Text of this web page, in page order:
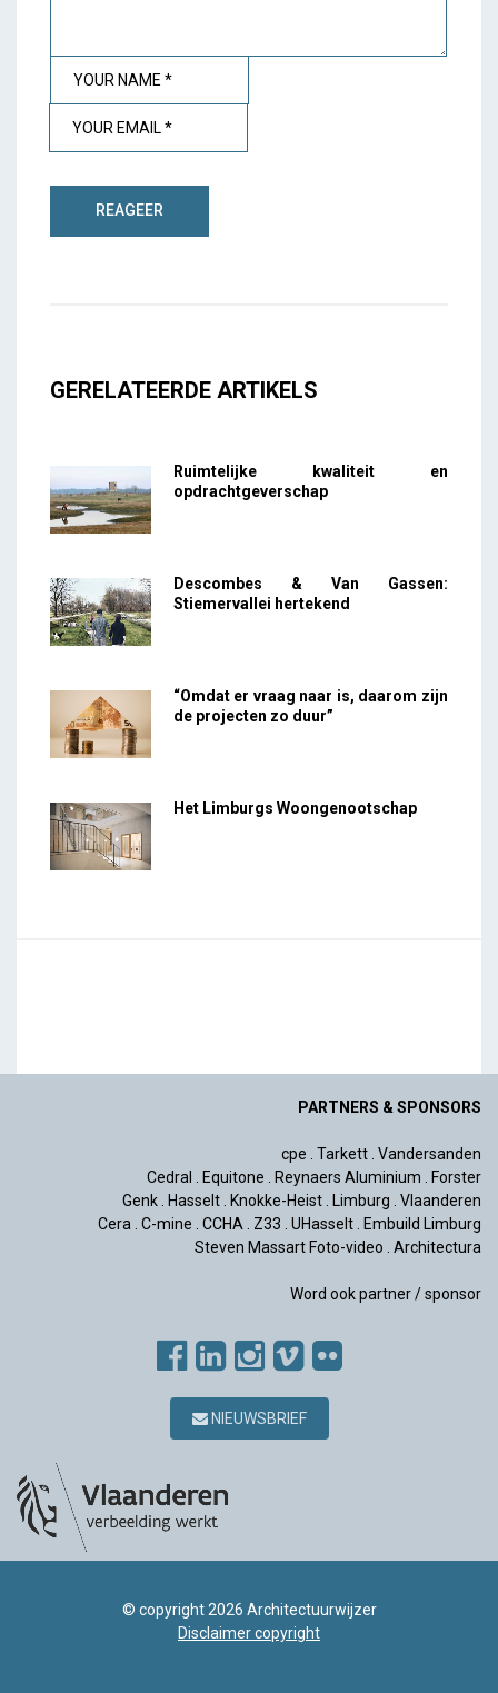
GERELATEERDE ARTIKELS
Ruimtelijke kwaliteit en
opdrachtgeverschap
Descombes & Van Gassen:
Stiemervallei hertekend
“Omdat er vraag naar is, daarom zijn
de projecten zo duur”
Het Limburgs Woongenootschap
PARTNERS & SPONSORS
cpe Tarkett Vandersanden
Cedral
Equitone Reynaers Aluminium
Forster
Genk Hasselt Knokke-Heist Limburg
Vlaanderen
Cera
C-mine CCHA Z33 UHasselt Embuild Limburg
Steven Massart Foto-video
Architectura
Word ook partner / sponsor
NIEUWSBRIEF
© copyright 2026 Architectuurwijzer
Disclaimer copyright